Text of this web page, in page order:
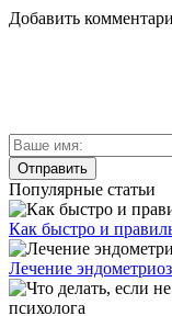
Добавить
Популярные статьи
Как быстро и
Лечение